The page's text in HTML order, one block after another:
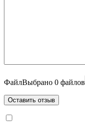
ФайлВыбрано 0 файлов